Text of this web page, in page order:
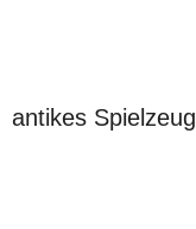
antikes Spielzeug